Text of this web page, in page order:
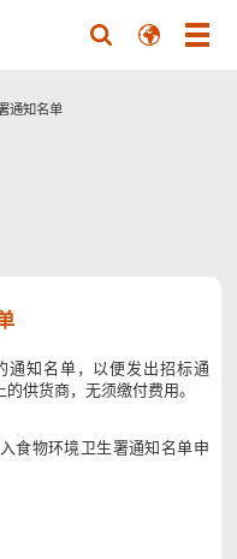
通知名单
通知名单，以便发出招标通
供货商，无须缴付费用。
食物环境卫生署通知名单申